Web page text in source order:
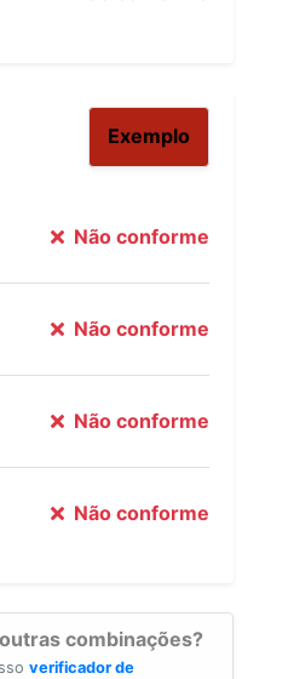
Exemplo
Não conforme
Não conforme
Não conforme
Não conforme
combinações?
verificador de